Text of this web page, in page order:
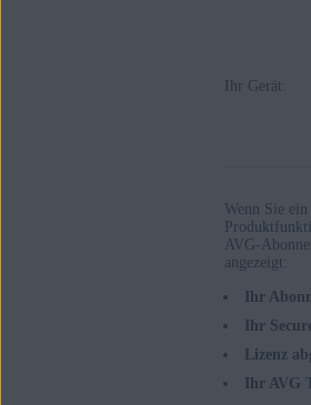
Produkte:
AVG
AVG
AVG
AVG
AVG
Ihr Gerät:
Wenn Sie
AVG-
angezeigt:
Ihr
Ihr
Lizenz
Ihr AVG